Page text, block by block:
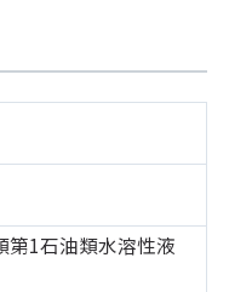
第1石油類水溶性液